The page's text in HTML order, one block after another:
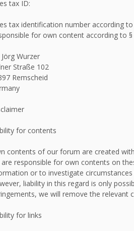
tax ID:
tax identification number according
for own content according to §
Jörg Wurzer
Straße 102
Remscheid
for contents
contents of our forum are created
responsible for own contents on
or to investigate
liability in this regard is only
we will remove the relevant
for links